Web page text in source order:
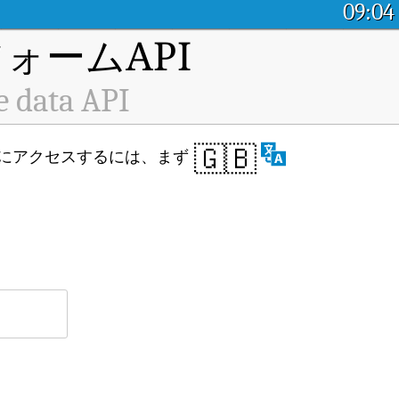
09:04
ームAPI
data API
🇬🇧
アクセスするには、まず